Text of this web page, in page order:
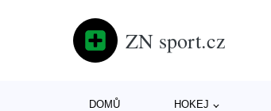
ZN sport.cz
DOMŮ HOKEJ